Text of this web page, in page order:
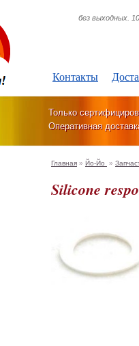
Контакты
без выходных.
Только
Оперативная
Главная » Йо-Йо »
Silicone